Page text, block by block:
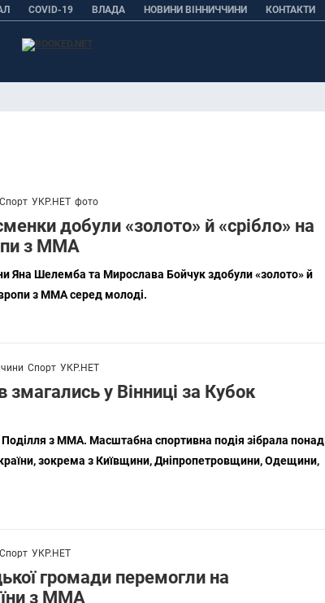
COVID-19 ВЛАДА НОВИНИ ВІННИЧЧИНИ КОНТАКТИ
Спорт УКР.НЕТ фото
добули «золото» й «срібло» на
з ММА
Яна Шелемба та Мирослава Бойчук здобули «золото» й
з ММА серед молоді.
Спорт УКР.НЕТ
змагались у Вінниці за Кубок
Поділля з ММА. Масштабна спортивна подія зібрала понад
зокрема з Київщини, Дніпропетровщини, Одещини,
Спорт УКР.НЕТ
громади перемогли на
з ММА